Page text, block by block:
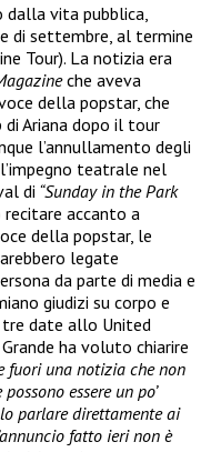
dalla vita pubblica,
di settembre, al termine
Tour). La notizia era
che aveva
della popstar, che
Ariana dopo il tour
l’annullamento degli
teatrale nel
di “Sunday in the Park
accanto a
della popstar, le
legate
da parte di media e
giudizi su corpo e
date allo United
ha voluto chiarire
fuori una notizia che non
essere un po’
parlare direttamente ai
fatto ieri non è